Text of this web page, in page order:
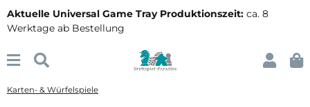
Aktuelle Universal Game Tray Produktionszeit: ca. 8
Werktage ab Bestellung
Karten- & Würfelspiele